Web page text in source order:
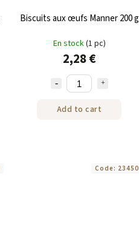
Biscuits aux œufs Manner 200 g
En stock(1 pc)
2,28 €
Add to cart
Code: 23450